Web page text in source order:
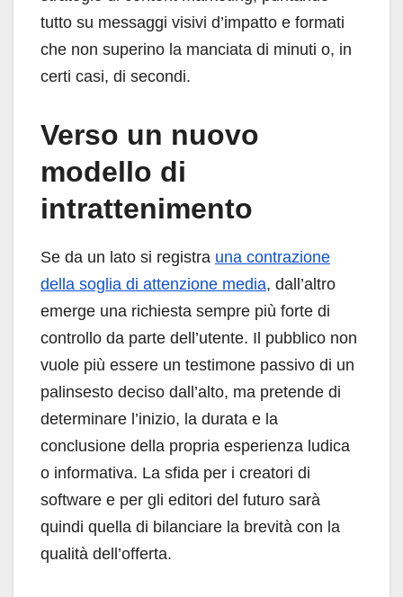
tutto su messaggi visivi d’impatto e formati
che non superino la manciata di minuti o, in
certi casi, di secondi.
Verso un nuovo
modello di
intrattenimento
Se da un lato si registra una contrazione
della soglia di attenzione media, dall’altro
emerge una richiesta sempre più forte di
controllo da parte dell’utente. Il pubblico non
vuole più essere un testimone passivo di un
palinsesto deciso dall’alto, ma pretende di
determinare l’inizio, la durata e la
conclusione della propria esperienza ludica
o informativa. La sfida per i creatori di
software e per gli editori del futuro sarà
quindi quella di bilanciare la brevità con la
qualità dell’offerta.